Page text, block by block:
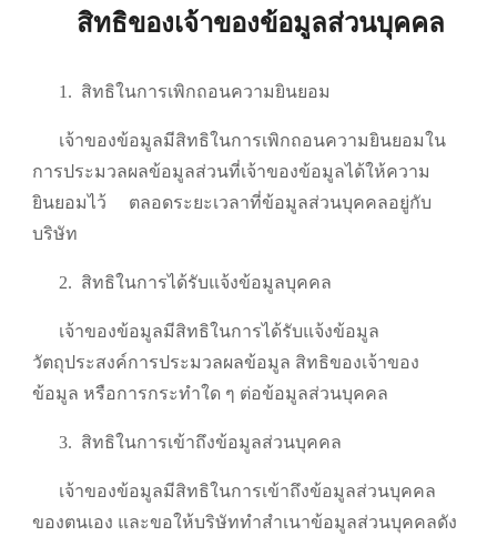
สิทธิของเจ้าของข้อมูลส่วนบุคคล
1. สิทธิในการเพิกถอนความยินยอม
เจ้าของข้อมูลมีสิทธิในการเพิกถอนความยินยอมใน
การประมวลผลข้อมูลส่วนที่เจ้าของข้อมูลได้ให้ความ
ยินยอมไว้
ตลอดระยะเวลาที่ข้อมูลส่วนบุคคลอยู่กับ
บริษัท
2. สิทธิในการได้รับแจ้งข้อมูลบุคคล
เจ้าของข้อมูลมีสิทธิในการได้รับแจ้งข้อมูล
วัตถุประสงค์การประมวลผลข้อมูล สิทธิของเจ้าของ
ข้อมูล หรือการกระทำใด ๆ ต่อข้อมูลส่วนบุคคล
3. สิทธิในการเข้าถึงข้อมูลส่วนบุคคล
เจ้าของข้อมูลมีสิทธิในการเข้าถึงข้อมูลส่วนบุคคล
ของตนเอง และขอให้บริษัททำสำเนาข้อมูลส่วนบุคคลดัง